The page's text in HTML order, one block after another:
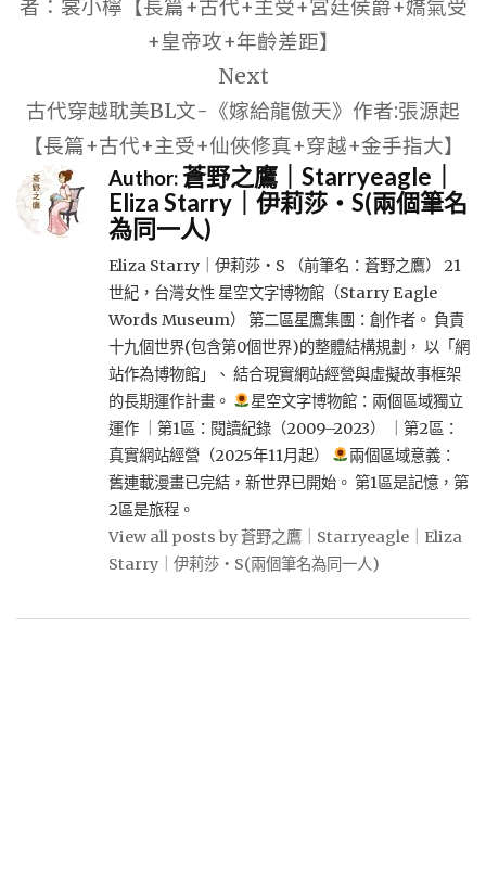
覽
者：裳小檸【長篇+古代+主受+宮廷侯爵+嬌氣受
+皇帝攻+年齡差距】
Next
古代穿越耽美BL文-《嫁給龍傲天》作者:張源起
【長篇+古代+主受+仙俠修真+穿越+金手指大】
Author:蒼野之鷹｜Starryeagle｜
Eliza Starry｜伊莉莎・S(兩個筆名
為同一人)
Eliza Starry｜伊莉莎・S （前筆名：蒼野之鷹） 21
世紀，台灣女性 星空文字博物館（Starry Eagle
Words Museum） 第二區星鷹集團：創作者。 負責
十九個世界(包含第0個世界)的整體結構規劃， 以「網
站作為博物館」、 結合現實網站經營與虛擬故事框架
的長期運作計畫。
星空文字博物館：兩個區域獨立
運作 ｜第1區：閱讀紀錄（2009–2023） ｜第2區：
真實網站經營（2025年11月起）
兩個區域意義：
舊連載漫畫已完結，新世界已開始。 第1區是記憶，第
2區是旅程。
View all posts by 蒼野之鷹｜Starryeagle｜Eliza
Starry｜伊莉莎・S(兩個筆名為同一人)